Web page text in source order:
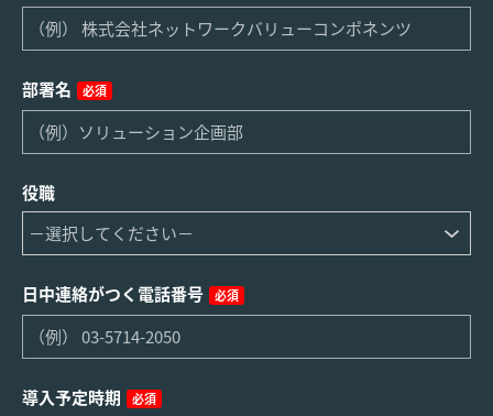
部署名 必須
役職
日中連絡がつく電話番号 必須
導入予定時期 必須